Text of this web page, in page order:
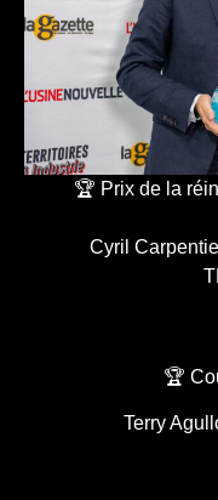
🏆 Prix de la
Cyril
🏆
Terry